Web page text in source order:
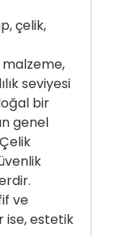
çelik,
malzeme,
seviyesi
bir
genel
ve
ise, estetik